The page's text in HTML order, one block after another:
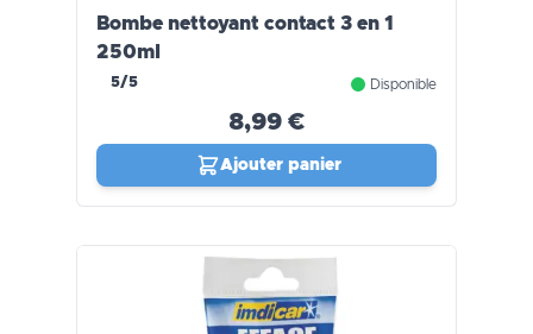
Bombe nettoyant contact 3 en 1
250ml
5/5 Disponible
8,99 €
Ajouter panier